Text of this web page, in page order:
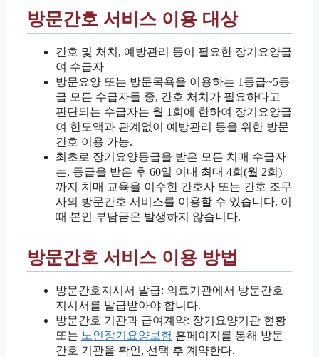
방문간호 서비스 이용 대상
간호 및 처치, 예방관리 등이 필요한 장기요양급
여 수급자
방문요양 또는 방문목욕을 이용하는 1등급~5등
급 모든 수급자들 중, 간호 처치가 필요하다고
판단되는 수급자는 월 1회에 한하여 장기요양급
여 한도액과 관계없이 예방관리 등을 위한 방문
간호 이용 가능.
최초로 장기요양등급을 받은 모든 치매 수급자
는, 등급을 받은 후 60일 이내 최대 4회(월 2회)
까지 치매 교육을 이수한 간호사 또는 간호 조무
사의 방문간호 서비스를 이용할 수 있습니다. 이
때 본인 부담금은 발생하지 않습니다.
방문간호 서비스 이용 방법
방문간호지시서 발급: 의료기관에서 방문간호
지시서를 발급받아야 합니다.
방문간호 기관과 급여계약: 장기요양기관 현황
또는 노인장기요양보험 홈페이지를 통해 방문
간호 기관을 확인, 선택 후 계약한다.